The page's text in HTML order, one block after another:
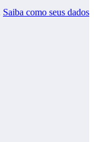
Saiba como seus dados